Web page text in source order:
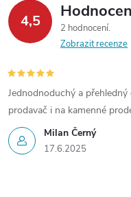
4,5
2 hodnocení
Zobrazit recenze
Milan Černý
17.6.2025
Jednodnoduchý a
prodavač i na kamenné